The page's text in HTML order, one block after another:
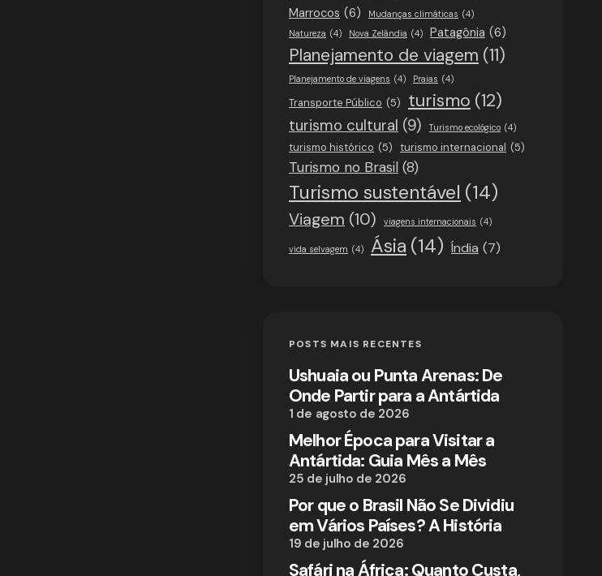
Marrocos (6) Mudanças climáticas (4)
Natureza (4) Nova Zelândia (4) Patagônia (6)
Planejamento de viagem (11)
Planejamento de viagens (4) Praias (4)
Transporte Público (5) turismo (12)
turismo cultural (9) Turismo ecológico (4)
turismo histórico (5) turismo internacional (5)
Turismo no Brasil (8)
Turismo sustentável (14)
Viagem (10) viagens internacionais (4)
vida selvagem (4) Ásia (14) Índia (7)
POSTS MAIS RECENTES
Ushuaia ou Punta Arenas: De
Onde Partir para a Antártida
1 de agosto de 2026
Melhor Época para Visitar a
Antártida: Guia Mês a Mês
25 de julho de 2026
Por que o Brasil Não Se Dividiu
em Vários Países? A História
19 de julho de 2026
Safári na África: Quanto Custa,